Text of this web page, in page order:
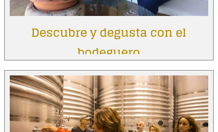
Descubre y degusta con el
bodeguero